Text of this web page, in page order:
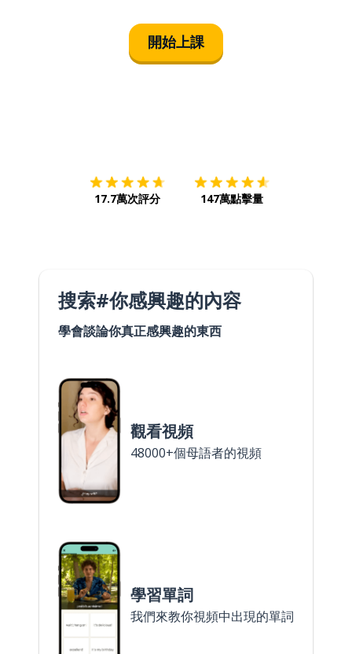
開始上課
17.7萬次評分 147萬點擊量
搜索#你感興趣的內容
學會談論你真正感興趣的東西
觀看視頻
48000+個母語者的視頻
學習單詞
我們來教你視頻中出現的單詞